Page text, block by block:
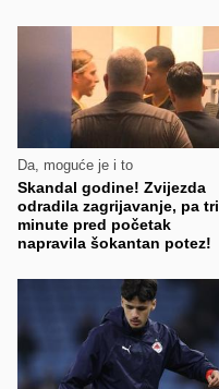
Da, moguće je i to
Skandal godine! Zvijezda
odradila zagrijavanje, pa tri
minute pred početak
napravila šokantan potez!